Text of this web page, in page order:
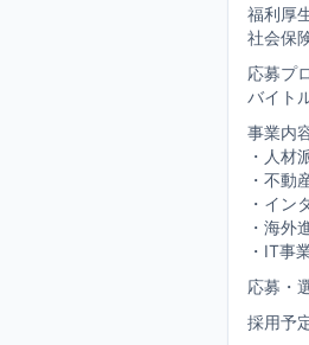
福利厚
社会保
応募プ
バイト
事業内
・人材
・不動
・イン
・海外
・IT事
応募・
採用予